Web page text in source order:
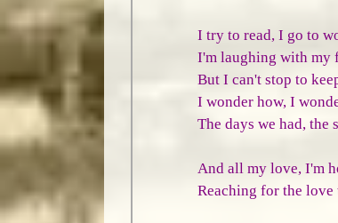
I try to read, I go to
I'm laughing with my
But I can't stop to
I wonder how, I
The days we had, the
And all my love, I'm
Reaching for the love